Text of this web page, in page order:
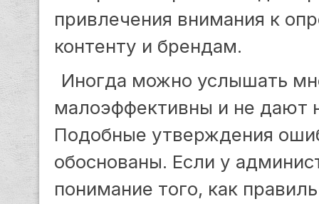
привлечения внимания к
контенту и брендам.
Иногда можно услышать
малоэффективны и не дают
Подобные утверждения
обоснованы. Если у
понимание того, как